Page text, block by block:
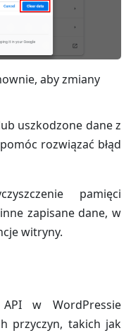
aby zmiany
uszkodzone dane z
rozwiązać błąd
pamięci
zapisane dane, w
witryny.
API w WordPressie
przyczyn, takich jak